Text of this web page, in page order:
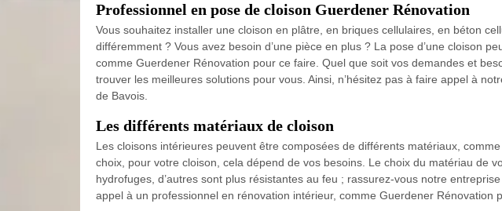
Professionnel en pose de cloison Guerdener Rénovation
Vous souhaitez installer une cloison en plâtre, en briques cellulaires, en béton
différemment ? Vous avez besoin d’une pièce en plus ? La pose d’une cloison
comme Guerdener Rénovation pour ce faire. Quel que soit vos demandes et
trouver les meilleures solutions pour vous. Ainsi, n’hésitez pas à faire appel à
de Bavois.
Les différents matériaux de cloison
Les cloisons intérieures peuvent être composées de différents matériaux,
choix, pour votre cloison, cela dépend de vos besoins. Le choix du matériau de
hydrofuges, d’autres sont plus résistantes au feu ; rassurez-vous notre
appel à un professionnel en rénovation intérieur, comme Guerdener Rénovation